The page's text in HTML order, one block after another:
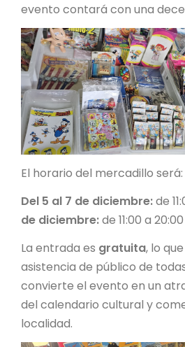
evento contará con una
El horario del mercadillo será:
Del 5 al 7 de diciembre:de
de diciembre:de 11:00 a
La entrada es gratuita, lo
asistencia de público de
convierte el evento en un
del calendario cultural y
localidad.